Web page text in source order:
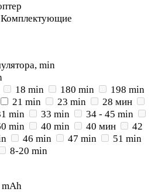
Комплектующие
min
18 min 180 min
198 min
21 min 23 min
28 мин
min 33 min
34 - 45 min
min 40 min 40 мин
42
46 min 47 min
51 min
8-20 min
mAh